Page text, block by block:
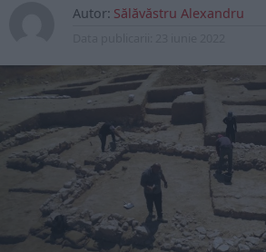
Autor: Sălăvăstru Alexandru